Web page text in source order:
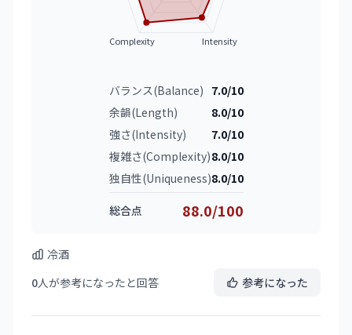
Intensity
Complexity
バランス(Balance) 7.0/10
余韻(Length)
8.0/10
強さ(Intensity)
7.0/10
複雑さ(Complexity)8.0/10
独自性(Uniqueness)8.0/10
総合点 88.0/100
冷酒
0人が参考になったと回答 参考になった